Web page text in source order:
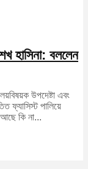
হাসিনা: বললেন
উপদেষ্টা এবং
ফ্যাসিস্ট পালিয়ে
কি না...